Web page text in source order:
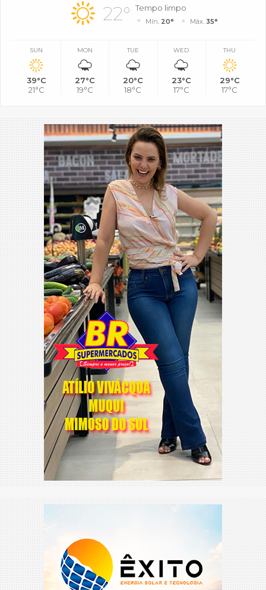
22° Tempo limpo
Mín. 20° Máx. 35°
SUN
39°C
21°C
MON
27°C
19°C
TUE
20°C
18°C
WED
23°C
17°C
THU
29°C
17°C